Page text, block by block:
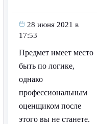
28 июня 2021 в
17:53
Предмет имеет место
быть по логике,
однако
профессиональным
оценщиком после
этого вы не станете.